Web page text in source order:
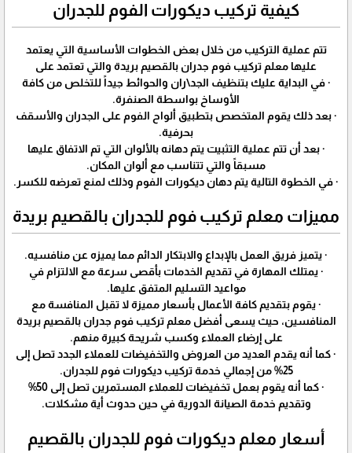
كيفية تركيب ديكورات الفوم للجدران
تتم عملية التركيب من خلال بعض الخطوات الأساسية التي يعتمد
عليها معلم تركيب فوم جدران بالقصيم بريدة والتي تعتمد على
· في البداية عليك بتنظيف الجد\ران والحوائط جيداً للتخلص من كافة
الأوساخ بواسطة الصنفرة.
· بعد ذلك يقوم المتخصص بتطبيق ألواح الفوم على الجدران والأسقف
بحرفية.
· بعد أن تتم عملية التثبيت يتم دهانه بالألوان التي تم الاتفاق عليها
مسبقاً والتي تتناسب مع ألوان المكان.
· في الخطوة التالية يتم دهان ديكورات الفوم وذلك لمنع تعرضه للكسر.
مميزات معلم تركيب فوم للجدران بالقصيم بريدة
· يتميز فريق العمل بالإبداع والابتكار الدائم مما يميزه عن منافسيه.
· يمتلك المهارة في تقديم الخدمات بأقصى سرعة مع الالتزام في
مواعيد التسليم المتفق عليها.
· يقوم بتقديم كافة الأعمال بأسعار مميزة لا تقبل المنافسة مع
المنافسين، حيث يسعى أفضل معلم تركيب فوم جدران بالقصيم بريدة
على إرضاء العملاء وكسب شريحة كبيرة منهم.
· كما أنه يقدم العديد من العروض والتخفيضات للعملاء الجدد تصل إلى
25% من إجمالي خدمة تركيب ديكورات فوم للجدران.
· كما أنه يقوم بعمل تخفيضات للعملاء المستمرين تصل إلى 50%
وتقديم خدمة الصيانة الدورية في حين حدوث أية مشكلات.
أسعار معلم ديكورات فوم للجدران بالقصيم